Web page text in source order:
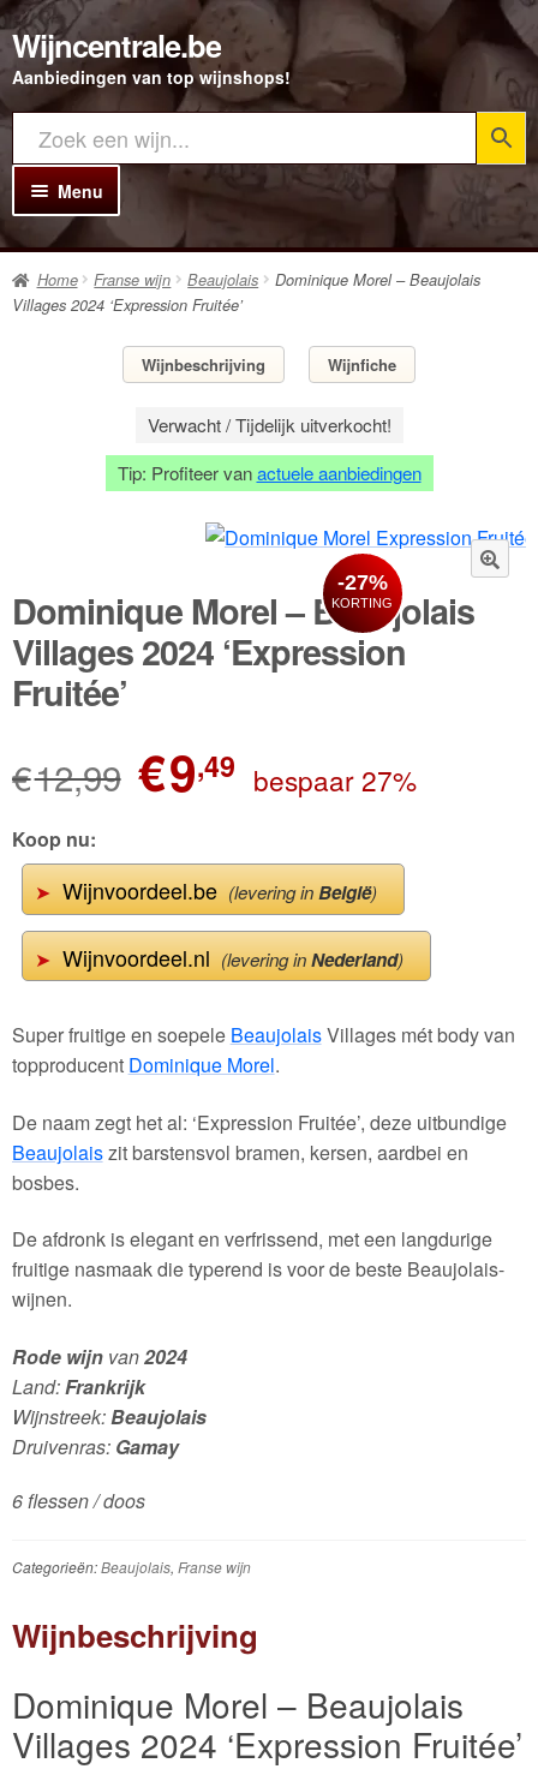
Ga
door
naar
navigatie
Ga
direct
naar
inhoud
Wijncentrale.be
Aanbiedingen van top wijnshops!
Menu
Home
Alle Wijnen
Rode wijn
Witte wijn
Rosé wijn
Bubbels
Porto
Wijnpakketten
Kleine flesjes
Home Franse wijn Beaujolais
Dominique Morel – Beaujolais
Villages 2024 ‘Expression Fruitée’
Wijnbeschrijving Wijnfiche
-27%
KORTING
Verwacht / Tijdelijk uitverkocht!
Tip: Profiteer vanactuele aanbiedingen
Dominique Morel – Beaujolais
Villages 2024 ‘Expression
Fruitée’
€12,99 Oorspronkelijke
prijs
€12,99.
€9,49
prijs
€9,49.
bespaar 27%
Koop nu:
➤Wijnvoordeel.be(levering inBelgië)
➤Wijnvoordeel.nl(levering inNederland)
Super fruitige en soepele BeaujolaisVillages mét body van
topproducent Dominique Morel.
De naam zegt het al: ‘Expression Fruitée’, deze uitbundige
Beaujolaiszit barstensvol bramen, kersen, aardbei en
bosbes.
De afdronk is elegant en verfrissend, met een langdurige
fruitige nasmaak die typerend is voor de beste Beaujolais-
wijnen.
Rode wijnvan2024
Land:Frankrijk
Wijnstreek:Beaujolais
Druivenras: Gamay
6 flessen / doos
Categorieën:Beaujolais, Franse wijn
Wijnbeschrijving
Dominique Morel – Beaujolais
Villages 2024 ‘Expression Fruitée’